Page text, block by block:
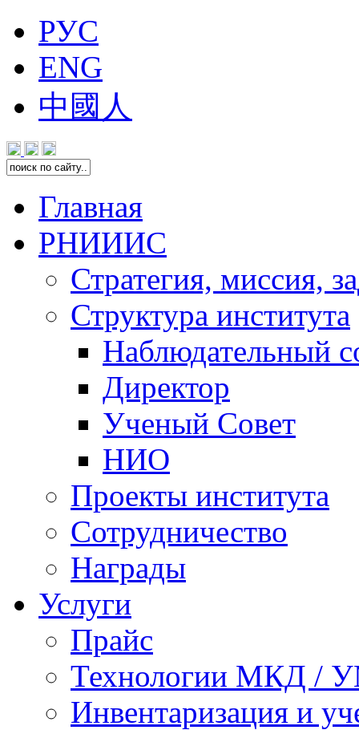
РУС
ENG
中國人
Главная
РНИИИС
Стратегия, миссия,
Структура института
Наблюдательный
Директор
Ученый Совет
НИО
Проекты института
Сотрудничество
Награды
Услуги
Прайс
Технологии МКД /
Инвентаризация и